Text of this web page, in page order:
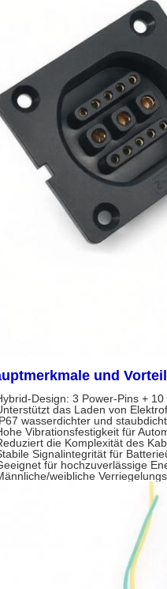
und
Design: 3 Power-Pins +
das Laden von
wasserdichter und
Vibrationsfestigkeit für
die Komplexität des
Signalintegrität für
für hochzuverlässige
weibliche